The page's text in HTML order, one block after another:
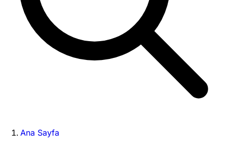
Ana Sayfa